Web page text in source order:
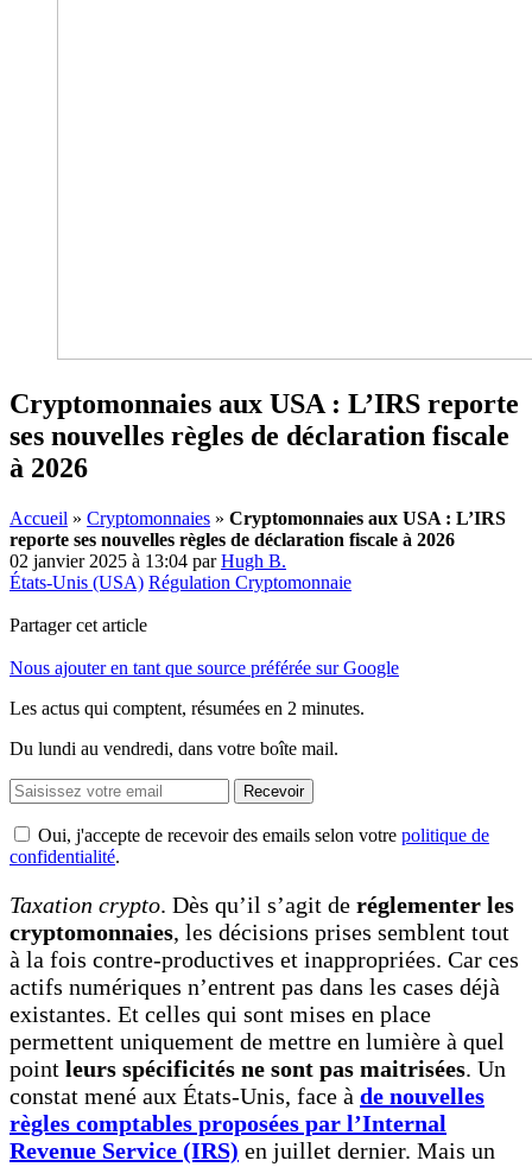
Cryptomonnaies aux USA : L’IRS reporte
ses nouvelles règles de déclaration fiscale
à 2026
Accueil » Cryptomonnaies » Cryptomonnaies aux USA : L’IRS
reporte ses nouvelles règles de déclaration fiscale à 2026
02 janvier 2025 à 13:04 parHugh B.
États-Unis (USA) Régulation Cryptomonnaie
Partager cet article
Nous ajouter en tant que source préférée sur Google
Les actus qui comptent, résumées en 2 minutes.
Du lundi au vendredi, dans votre boîte mail.
Recevoir
Oui, j'accepte de recevoir des emails selon votre politique de
confidentialité.
Taxation crypto. Dès qu’il s’agit de réglementer les
cryptomonnaies, les décisions prises semblent tout
à la fois contre-productives et inappropriées. Car ces
actifs numériques n’entrent pas dans les cases déjà
existantes. Et celles qui sont mises en place
permettent uniquement de mettre en lumière à quel
point leurs spécificités ne sont pas maitrisées. Un
constat mené aux États-Unis, face à de nouvelles
règles comptables proposées par l’Internal
Revenue Service (IRS) en juillet dernier. Mais un